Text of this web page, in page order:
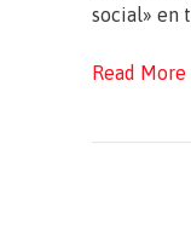
social» en
La
Read More